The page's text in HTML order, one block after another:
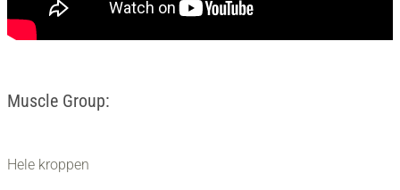
Muscle Group:
Hele kroppen